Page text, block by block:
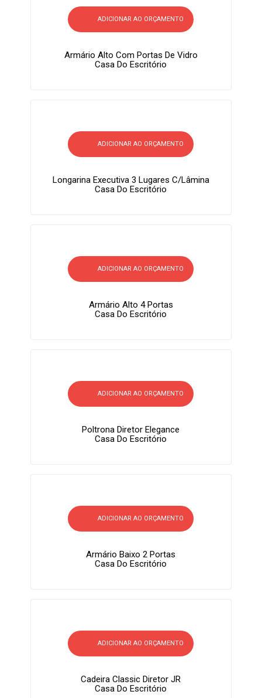
ADICIONAR AO ORÇAMENTO
Armário Alto Com Portas De Vidro
Casa Do Escritório
ADICIONAR AO ORÇAMENTO
Longarina Executiva 3 Lugares C/lâmina
Casa Do Escritório
ADICIONAR AO ORÇAMENTO
Armário Alto 4 Portas
Casa Do Escritório
ADICIONAR AO ORÇAMENTO
Poltrona Diretor Elegance
Casa Do Escritório
ADICIONAR AO ORÇAMENTO
Armário Baixo 2 Portas
Casa Do Escritório
ADICIONAR AO ORÇAMENTO
Cadeira Classic Diretor JR
Casa Do Escritório